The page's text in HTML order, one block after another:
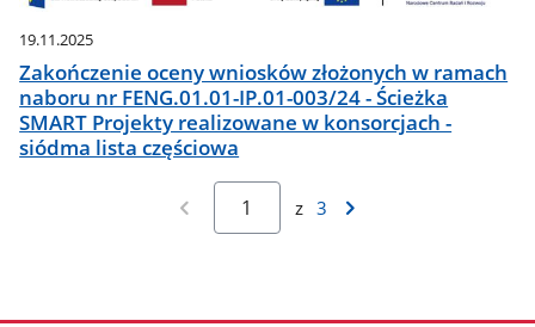
19.11.2025
Zakończenie oceny wniosków złożonych w ramach
naboru nr FENG.01.01-IP.01-003/24 - Ścieżka
SMART Projekty realizowane w konsorcjach -
siódma lista częściowa
z 3